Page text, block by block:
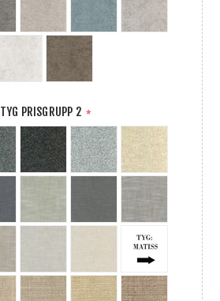
TYG PRISGRUPP 2 *